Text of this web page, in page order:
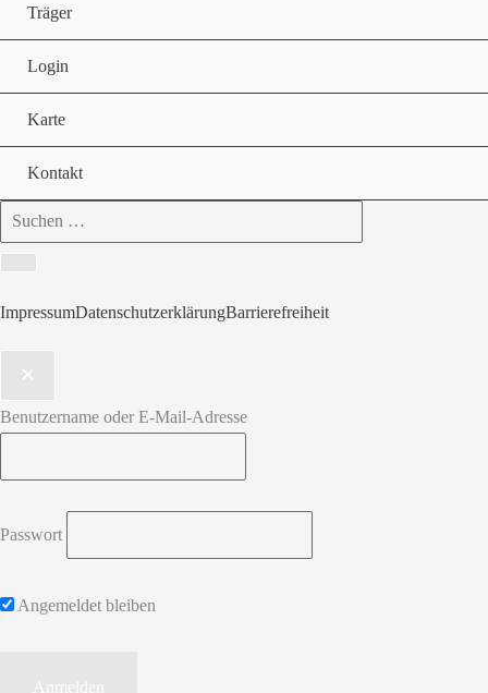
Träger
Login
Karte
Kontakt
Search
for:
ImpressumDatenschutzerklärungBarrierefreiheit
Benutzername oder E-Mail-Adresse
Passwort
Angemeldet bleiben